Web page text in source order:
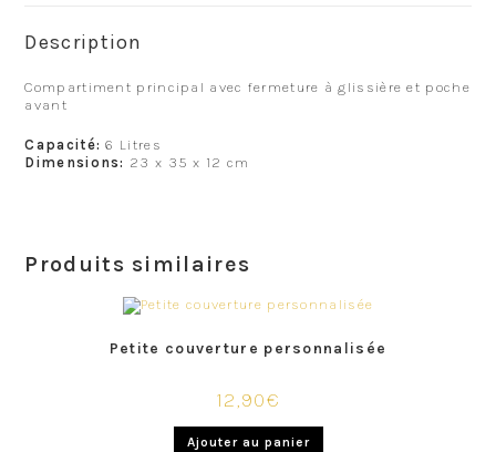
Description
Compartiment principal avec fermeture à glissière et poche
avant
Capacité: 6 Litres
Dimensions: 23 x 35 x 12 cm
Produits similaires
Petite couverture personnalisée
12,90€
Ajouter au panier